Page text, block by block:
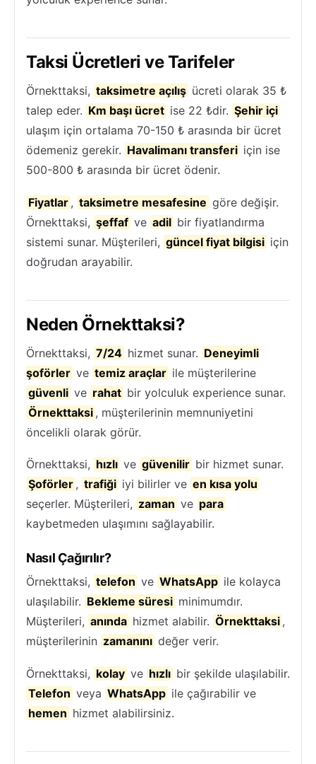
Taksi Ücretleri ve Tarifeler
Örnekttaksi, taksimetre açılış ücreti olarak 35 ₺
talep eder. Km başı ücret ise 22 ₺dir. Şehir içi
ulaşım için ortalama 70-150 ₺ arasında bir ücret
ödemeniz gerekir. Havalimanı transferi için ise
500-800 ₺ arasında bir ücret ödenir.
Fiyatlar , taksimetre mesafesine göre değişir.
Örnekttaksi, şeffaf ve adil bir fiyatlandırma
sistemi sunar. Müşterileri, güncel fiyat bilgisi için
doğrudan arayabilir.
Neden Örnekttaksi?
Örnekttaksi, 7/24 hizmet sunar. Deneyimli
şoförler ve temiz araçlar ile müşterilerine
güvenli ve rahat bir yolculuk experience sunar.
Örnekttaksi , müşterilerinin memnuniyetini
öncelikli olarak görür.
Örnekttaksi, hızlı ve güvenilir bir hizmet sunar.
Şoförler , trafiği iyi bilirler ve en kısa yolu
seçerler. Müşterileri, zaman ve para
kaybetmeden ulaşımını sağlayabilir.
Nasıl Çağırılır?
Örnekttaksi, telefon ve WhatsApp ile kolayca
ulaşılabilir. Bekleme süresi minimumdır.
Müşterileri, anında hizmet alabilir. Örnekttaksi ,
müşterilerinin zamanını değer verir.
Örnekttaksi, kolay ve hızlı bir şekilde ulaşılabilir.
Telefon veya WhatsApp ile çağırabilir ve
hemen hizmet alabilirsiniz.